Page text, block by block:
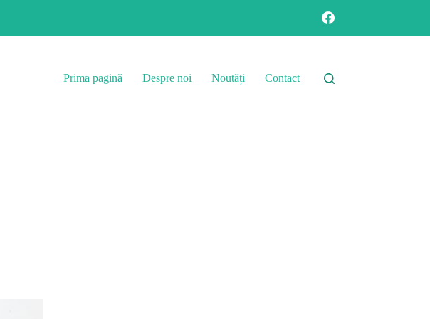
Prima pagină Despre noi Noutăți Contact